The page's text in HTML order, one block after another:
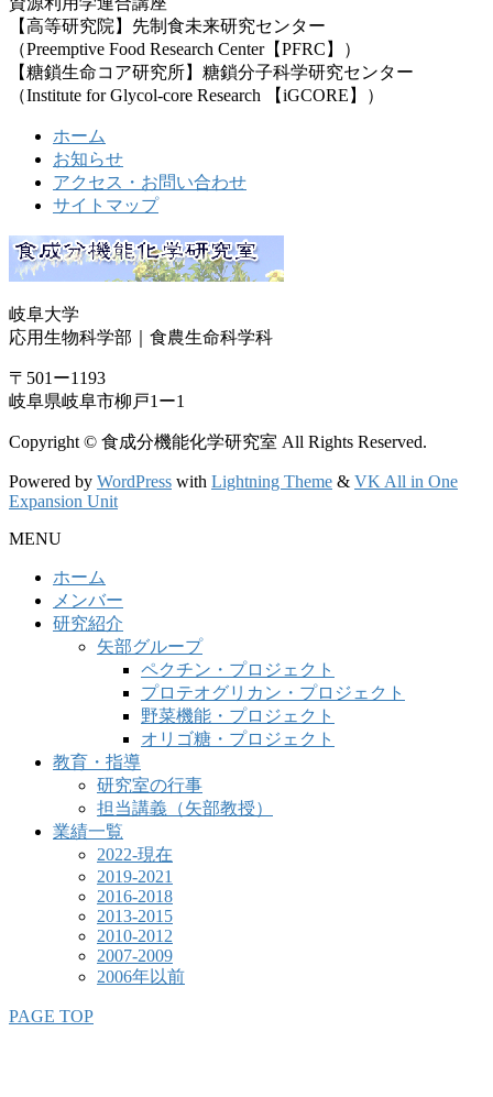
【高等研究院】先制食未来研究センター
（Preemptive Food Research Center【PFRC】）
【糖鎖生命コア研究所】糖鎖分子科学研究センター
（Institute for Glycol-core Research 【iGCORE】）
ホーム
お知らせ
アクセス・お問い合わせ
サイトマップ
岐阜大学
応用生物科学部｜食農生命科学科
〒501ー1193
岐阜県岐阜市柳戸1ー1
Copyright © 食成分機能化学研究室 All Rights Reserved.
Powered by WordPress with Lightning Theme & VK All in One
Expansion Unit
MENU
ホーム
メンバー
研究紹介
矢部グループ
ペクチン・プロジェクト
プロテオグリカン・プロジェクト
野菜機能・プロジェクト
オリゴ糖・プロジェクト
教育・指導
研究室の行事
担当講義（矢部教授）
業績一覧
2022-現在
2019-2021
2016-2018
2013-2015
2010-2012
2007-2009
2006年以前
PAGE TOP